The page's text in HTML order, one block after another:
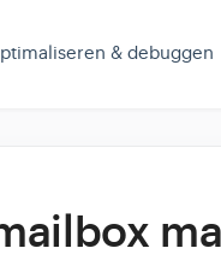
& debuggen